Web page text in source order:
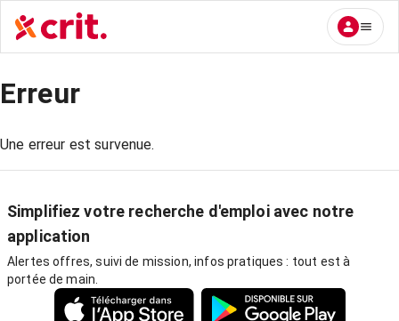
Erreur
Une erreur est survenue.
Simplifiez votre recherche d'emploi avec notre
application
Alertes offres, suivi de mission, infos pratiques : tout est à
portée de main.